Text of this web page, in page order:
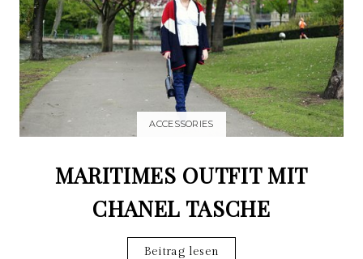
ACCESSORIES
MARITIMES OUTFIT MIT
CHANEL TASCHE
Beitrag lesen